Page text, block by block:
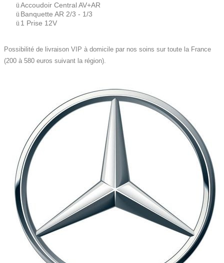
üAccoudoir Central AV+AR
ü Banquette AR 2/3 - 1/3
ü 1 Prise 12V
Possibilité de livraison VIP à domicile par nos soins sur toute la France
(200 à 580 euros suivant la région).